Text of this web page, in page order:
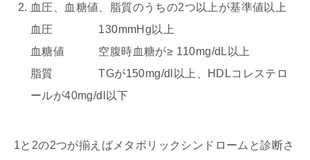
血圧、血糖値、脂質のうちの2つ以上が基準値以上
血圧 130mmHg以上
血糖値 空腹時血糖が≥ 110mg/dL以上
脂質 TGが150mg/dl以上、HDLコレステロ
ールが40mg/dl以下
1と2の2つが揃えばメタボリックシンドロームと診断さ